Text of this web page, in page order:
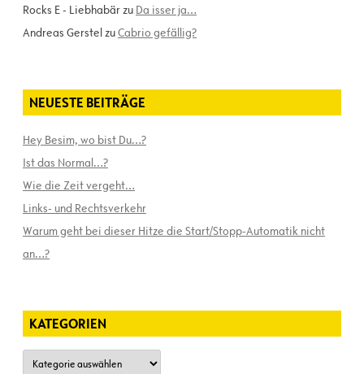
Rocks E - Liebhabärzu Da isser ja…
Andreas GerstelzuCabrio gefällig?
NEUESTE BEITRÄGE
Hey Besim, wo bist Du…?
Ist das Normal…?
Wie die Zeit vergeht…
Links- und Rechtsverkehr
Warum geht bei dieser Hitze die Start/Stopp-Automatik nicht
an…?
KATEGORIEN
Kategorien